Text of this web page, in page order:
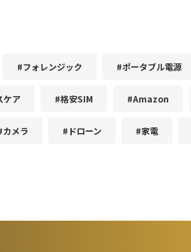
#フォレンジック #ポータブル電源
ケア #格安SIM #Amazon
カメラ #ドローン #家電